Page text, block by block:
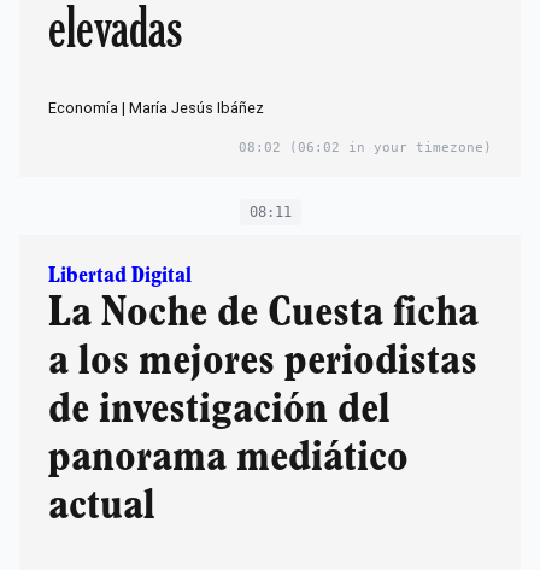
elevadas
Economía | María Jesús Ibáñez
08:02 (06:02 in your timezone)
08:11
Libertad Digital
La Noche de Cuesta ficha
a los mejores periodistas
de investigación del
panorama mediático
actual